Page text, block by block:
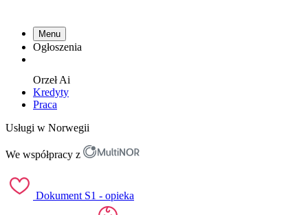
Menu
Ogłoszenia
OrzełAi
Kredyty
Praca
Usługi w Norwegii
We współpracy z
Dokument S1 - opieka